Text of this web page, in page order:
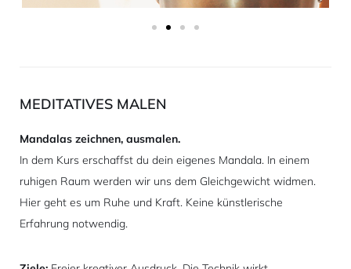
MEDITATIVES MALEN
Mandalas zeichnen, ausmalen.
In dem Kurs erschaffst du dein eigenes Mandala. In einem
ruhigen Raum werden wir uns dem Gleichgewicht widmen.
Hier geht es um Ruhe und Kraft. Keine künstlerische
Erfahrung notwendig.